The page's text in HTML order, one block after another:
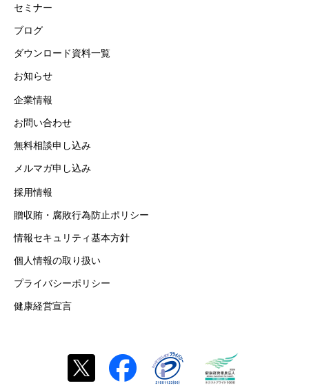
セミナー
ブログ
ダウンロード資料一覧
お知らせ
企業情報
お問い合わせ
無料相談申し込み
メルマガ申し込み
採用情報
贈収賄・腐敗行為防止ポリシー
情報セキュリティ基本方針
個人情報の取り扱い
プライバシーポリシー
健康経営宣言